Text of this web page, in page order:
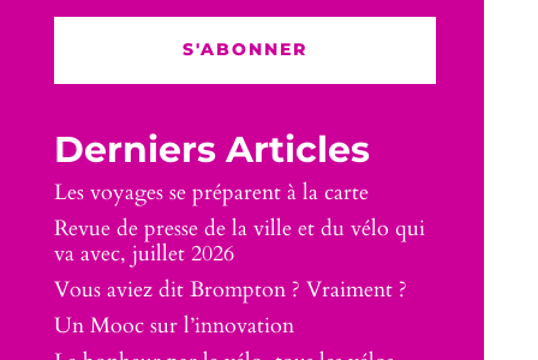
S'ABONNER
Derniers Articles
Les voyages se préparent à la carte
Revue de presse de la ville et du vélo qui
va avec, juillet 2026
Vous aviez dit Brompton ? Vraiment ?
Un Mooc sur l’innovation